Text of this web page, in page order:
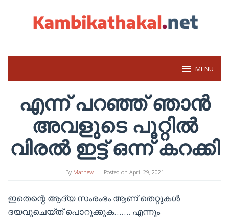
MENU
എന്ന് പറഞ്ഞ് ഞാൻ
അവളുടെ പൂറ്റിൽ
വിരൽ ഇട്ട് ഒന്ന് കറക്കി
By Mathew Posted on April 29, 2021
ഇതെന്റെ ആദ്യ സംരംഭം ആണ് തെറ്റുകൾ
ദയവുചെയ്ത് പൊറുക്കുക……. എന്നും